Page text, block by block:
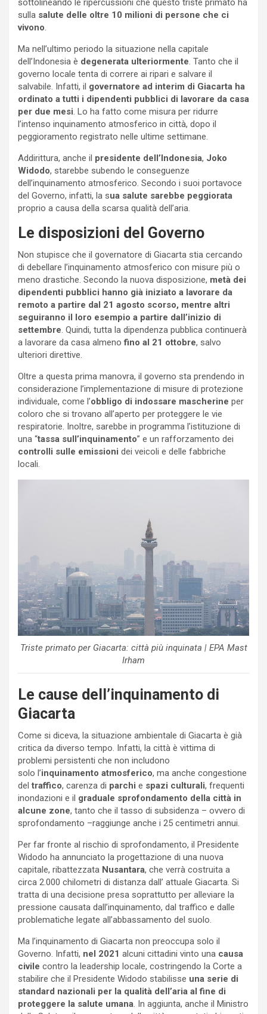
sottolineando le ripercussioni che questo triste primato ha
sulla salute delle oltre 10 milioni di persone che ci
vivono.
Ma nell’ultimo periodo la situazione nella capitale
dell’Indonesia è degenerata ulteriormente. Tanto che il
governo locale tenta di correre ai ripari e salvare il
salvabile. Infatti, il governatore ad interim di Giacarta ha
ordinato a tutti i dipendenti pubblici di lavorare da casa
per due mesi. Lo ha fatto come misura per ridurre
l’intenso inquinamento atmosferico in città, dopo il
peggioramento registrato nelle ultime settimane.
Addirittura, anche il presidente dell’Indonesia, Joko
Widodo, starebbe subendo le conseguenze
dell’inquinamento atmosferico. Secondo i suoi portavoce
del Governo, infatti, la sua salute sarebbe peggiorata
proprio a causa della scarsa qualità dell’aria.
Le disposizioni del Governo
Non stupisce che il governatore di Giacarta stia cercando
di debellare l’inquinamento atmosferico con misure più o
meno drastiche. Secondo la nuova disposizione, metà dei
dipendenti pubblici hanno già iniziato a lavorare da
remoto a partire dal 21 agosto scorso, mentre altri
seguiranno il loro esempio a partire dall’inizio di
settembre. Quindi, tutta la dipendenza pubblica continuerà
a lavorare da casa almenofino al 21 ottobre, salvo
ulteriori direttive.
Oltre a questa prima manovra, il governo sta prendendo in
considerazione l’implementazione di misure di protezione
individuale, come l’obbligo di indossare mascherine per
coloro che si trovano all’aperto per proteggere le vie
respiratorie. Inoltre, sarebbe in programma l’istituzione di
una “tassa sull’inquinamento” e un rafforzamento dei
controlli sulle emissioni dei veicoli e delle fabbriche
locali.
Triste primato per Giacarta: città più inquinata | EPA Mast
Irham
Le cause dell’inquinamento di
Giacarta
Come si diceva, la situazione ambientale di Giacarta è già
critica da diverso tempo. Infatti, la città è vittima di
problemi persistenti che non includono
solo l’inquinamento atmosferico, ma anche congestione
deltraffico, carenza di parchi e spazi culturali, frequenti
inondazioni e il graduale sprofondamento della città in
alcune zone, tanto che il tasso di subsidenza – ovvero di
sprofondamento –raggiunge anche i 25 centimetri annui.
Per far fronte al rischio di sprofondamento, il Presidente
Widodo ha annunciato la progettazione di una nuova
capitale, ribattezzata Nusantara, che verrà costruita a
circa 2.000 chilometri di distanza dall’ attuale Giacarta. Si
tratta di una decisione presa soprattutto per alleviare la
pressione causata dall’inquinamento, dal traffico e dalle
problematiche legate all’abbassamento del suolo.
Ma l’inquinamento di Giacarta non preoccupa solo il
Governo. Infatti, nel 2021 alcuni cittadini vinto una causa
civile contro la leadership locale, costringendo la Corte a
stabilire che il Presidente Widodo stabilisse una serie di
standard nazionali per la qualità dell’aria al fine di
proteggere la salute umana. In aggiunta, anche il Ministro